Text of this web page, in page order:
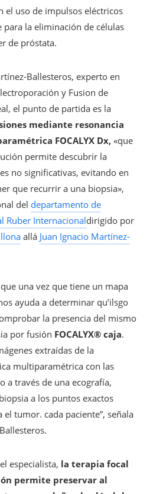
el uso de impulsos eléctricos
la eliminación de células
de próstata.
Ballesteros, experto en
y Fusion de
el punto de partida es la
mediante resonancia
FOCALYX Dx, «que
permite descubrir la
no significativas, evitando en
que recurrir a una biopsia»,
del departamento de
Ruber Internacionaldirigido por
allá Juan Ignacio Martínez-
una vez que tiene un mapa
ayuda a determinar qu’ilsgo
la presencia del mismo
por fusión FOCALYX® caja.
extraídas de la
multiparamétrica con las
a través de una ecografía,
a los puntos exactos
el tumor. cada paciente”, señala
especialista, la terapia focal
permite preservar al